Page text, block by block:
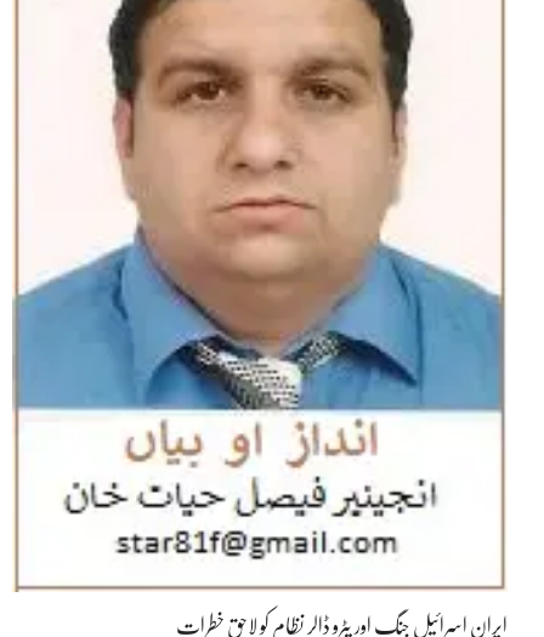
ایران اسرائیل جنگ اور پٹرو ڈالر نظام کو لاحق خطرات